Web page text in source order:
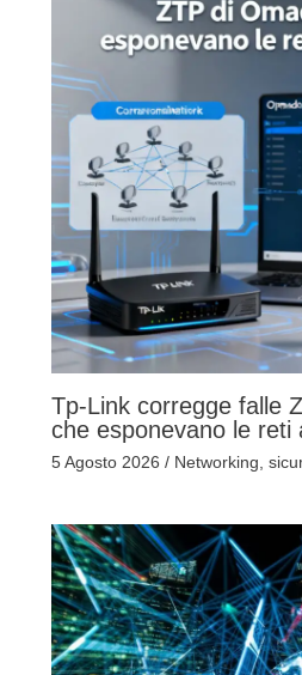
Tp-Link corregge falle
che esponevano le reti
5 Agosto 2026 / Networking,